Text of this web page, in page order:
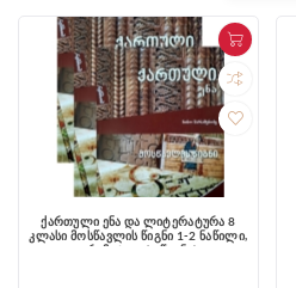
ქართული ენა და ლიტერატურა 8
კლასი მოსწავლის წიგნი 1-2 ნაწილი,
გრამატიკა (3 წიგნი)